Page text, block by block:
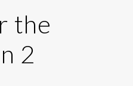
the
2